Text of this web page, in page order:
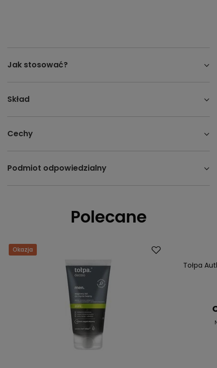
Jak stosować?
Skład
Cechy
Podmiot odpowiedzialny
Polecane
Okazja
Tołpa